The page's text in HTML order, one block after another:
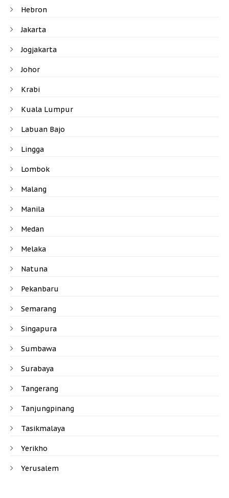
Hebron
Jakarta
Jogjakarta
Johor
Krabi
Kuala Lumpur
Labuan Bajo
Lingga
Lombok
Malang
Manila
Medan
Melaka
Natuna
Pekanbaru
Semarang
Singapura
Sumbawa
Surabaya
Tangerang
Tanjungpinang
Tasikmalaya
Yerikho
Yerusalem